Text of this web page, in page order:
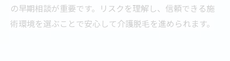
の早期相談が重要です。リスクを理解し、信頼できる施
術環境を選ぶことで安心して介護脱毛を進められます。